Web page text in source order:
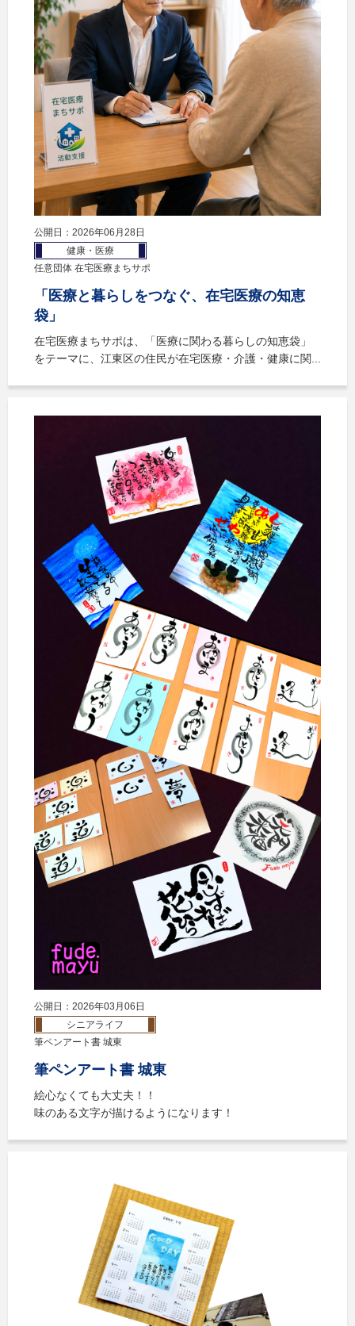
公開日：2026年06月28日
健康・医療
任意団体 在宅医療まちサポ
「医療と暮らしをつなぐ、在宅医療の知恵
袋」
在宅医療まちサポは、「医療に関わる暮らしの知恵袋」
をテーマに、江東区の住民が在宅医療・介護・健康に関...
公開日：2026年03月06日
シニアライフ
筆ペンアート書 城東
筆ペンアート書 城東
絵心なくても大丈夫！！
味のある文字が描けるようになります！